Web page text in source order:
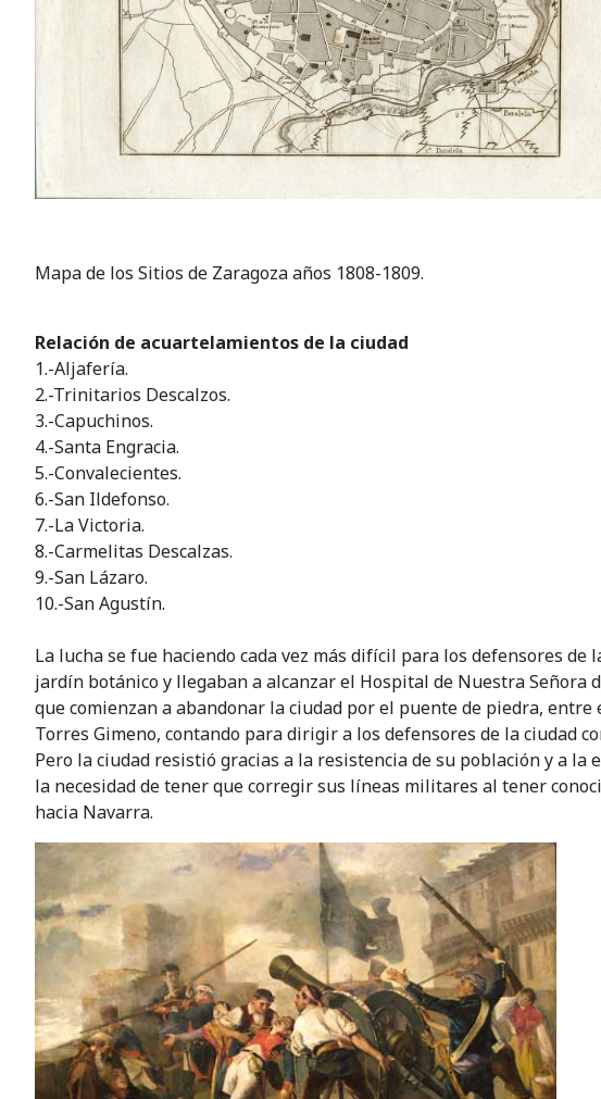
Mapa de los Sitios de Zaragoza años 1808-1809.
Relación de acuartelamientos de la ciudad
1.-Aljafería.
2.-Trinitarios Descalzos.
3.-Capuchinos.
4.-Santa Engracia.
5.-Convalecientes.
6.-San Ildefonso.
7.-La Victoria.
8.-Carmelitas Descalzas.
9.-San Lázaro.
10.-San Agustín.
La lucha se fue haciendo cada vez más difícil para los defensores
jardín botánico y llegaban a alcanzar el Hospital de Nuestra Señora
que comienzan a abandonar la ciudad por el puente de piedra,
Torres Gimeno, contando para dirigir a los defensores de la ciudad
Pero la ciudad resistió gracias a la resistencia de su población y a
la necesidad de tener que corregir sus líneas militares al tener
hacia Navarra.